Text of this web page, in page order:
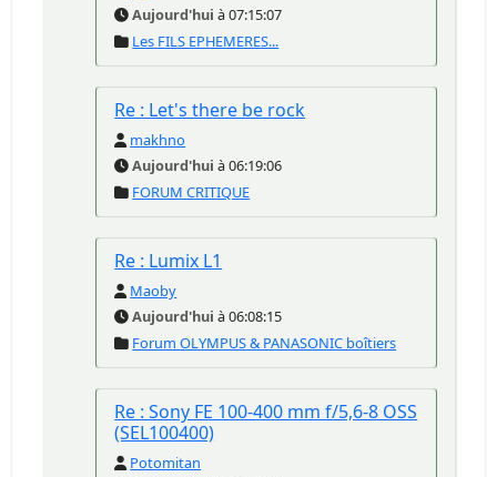
Aujourd'hui à 07:15:07
Les FILS EPHEMERES...
Re : Let's there be rock
makhno
Aujourd'hui à 06:19:06
FORUM CRITIQUE
Re : Lumix L1
Maoby
Aujourd'hui à 06:08:15
Forum OLYMPUS & PANASONIC boîtiers
Re : Sony FE 100-400 mm f/5,6-8 OSS
(SEL100400)
Potomitan